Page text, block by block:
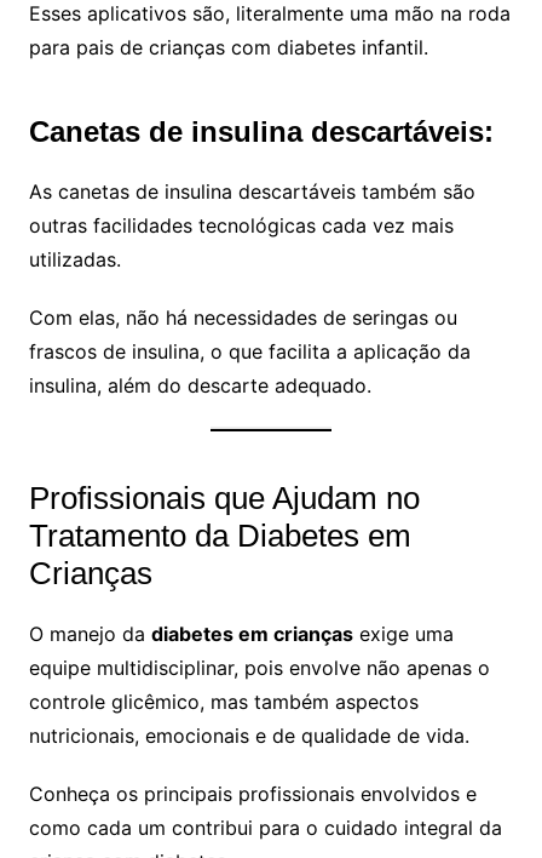
Esses aplicativos são, literalmente uma mão na roda
para pais de crianças com diabetes infantil.
Canetas de insulina descartáveis:
As canetas de insulina descartáveis também são
outras facilidades tecnológicas cada vez mais
utilizadas.
Com elas, não há necessidades de seringas ou
frascos de insulina, o que facilita a aplicação da
insulina, além do descarte adequado.
Profissionais que Ajudam no
Tratamento da Diabetes em
Crianças
O manejo da diabetes em criançasexige uma
equipe multidisciplinar, pois envolve não apenas o
controle glicêmico, mas também aspectos
nutricionais, emocionais e de qualidade de vida.
Conheça os principais profissionais envolvidos e
como cada um contribui para o cuidado integral da